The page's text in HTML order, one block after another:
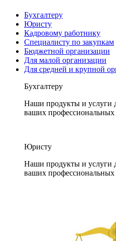
Бухгалтеру
Юристу
Кадровому работнику
Специалисту по закупкам
Бюджетной организации
Для малой организации
Для средней и крупной
Бухгалтеру
Наши продукты и услуги
ваших профессиональных
Юристу
Наши продукты и услуги
ваших профессиональных